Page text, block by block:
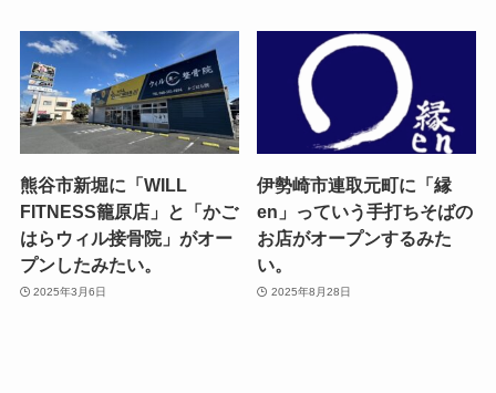
熊谷市新堀に「WILL
FITNESS籠原店」と「かご
はらウィル接骨院」がオー
プンしたみたい。
2025年3月6日
伊勢崎市連取元町に「縁
en」っていう手打ちそばの
お店がオープンするみた
い。
2025年8月28日